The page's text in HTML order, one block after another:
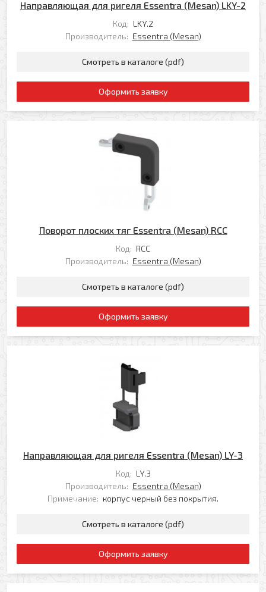
Направляющая для ригеля Essentra (Mesan) LKY-2
Код: LKY.2
Производитель: Essentra (Mesan)
Смотреть в каталоге (pdf)
Оформить заявку
Поворот плоских тяг Essentra (Mesan) RCC
Код: RCC
Производитель: Essentra (Mesan)
Смотреть в каталоге (pdf)
Оформить заявку
Направляющая для ригеля Essentra (Mesan) LY-3
Код: LY.3
Производитель: Essentra (Mesan)
Примечание: корпус черный без покрытия.
Смотреть в каталоге (pdf)
Оформить заявку
персональных данных в соответствии с
Политикой обработки персональных данных
Добавить файл
Комментарий к заказу
Я даю свое согласие на обработку моих
персональных данных в соответствии с
Политикой обработки персональных данных
* — поля, обязательные для заполнения
Отправить